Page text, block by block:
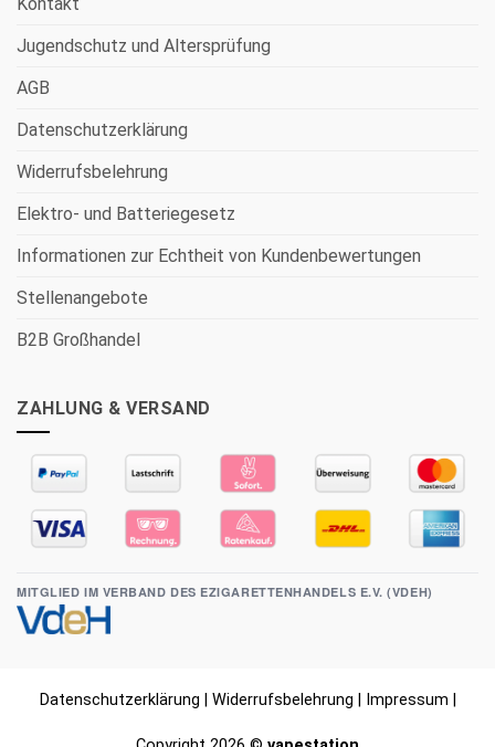
Jugendschutz und Altersprüfung
AGB
Datenschutzerklärung
Widerrufsbelehrung
Elektro- und Batteriegesetz
Informationen zur Echtheit von Kundenbewertungen
Stellenangebote
B2B Großhandel
ZAHLUNG & VERSAND
MITGLIED IM VERBAND DES EZIGARETTENHANDELS E.V. (VDEH)
Datenschutzerklärung Widerrufsbelehrung Impressum